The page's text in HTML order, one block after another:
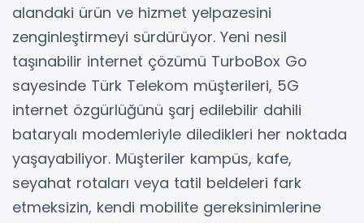
alandaki ürün ve hizmet yelpazesini
zenginleştirmeyi sürdürüyor. Yeni nesil
taşınabilir internet çözümü TurboBox Go
sayesinde Türk Telekom müşterileri, 5G
internet özgürlüğünü şarj edilebilir dahili
bataryalı modemleriyle diledikleri her noktada
yaşayabiliyor. Müşteriler kampüs, kafe,
seyahat rotaları veya tatil beldeleri fark
etmeksizin, kendi mobilite gereksinimlerine